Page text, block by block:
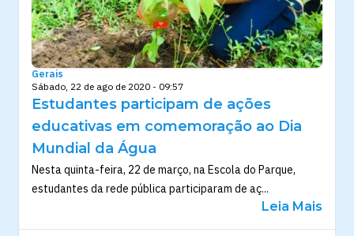
Gerais
Sábado, 22 de ago de 2020 - 09:57
Estudantes participam de ações
educativas em comemoração ao Dia
Mundial da Água
Nesta quinta-feira, 22 de março, na Escola do Parque,
estudantes da rede pública participaram de aç...
Leia Mais